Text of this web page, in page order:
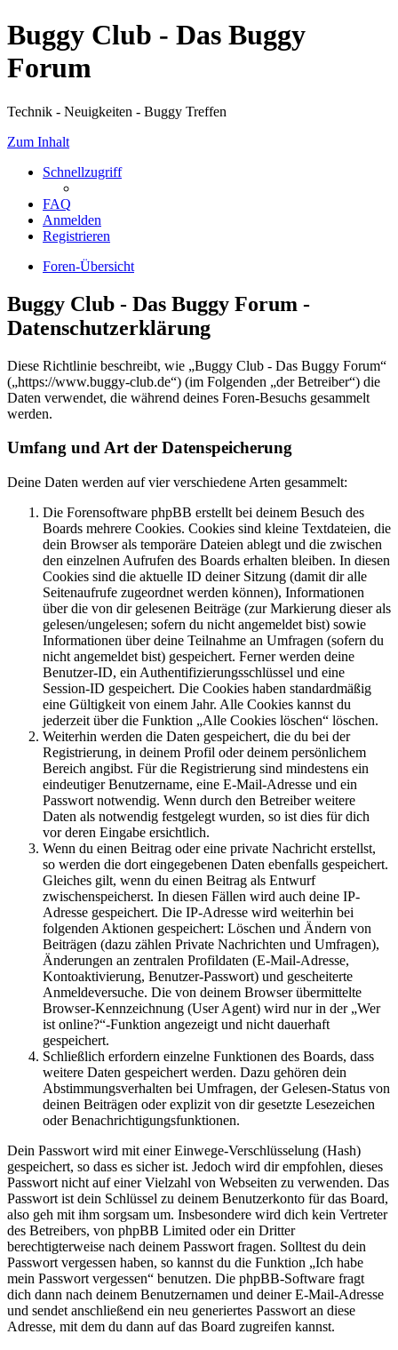
Buggy Club - Das Buggy
Forum
Technik - Neuigkeiten - Buggy Treffen
Zum Inhalt
Schnellzugriff
FAQ
Anmelden
Registrieren
Foren-Übersicht
Buggy Club - Das Buggy Forum -
Datenschutzerklärung
Diese Richtlinie beschreibt, wie „Buggy Club - Das Buggy Forum“
(„https://www.buggy-club.de“) (im Folgenden „der Betreiber“) die
Daten verwendet, die während deines Foren-Besuchs gesammelt
werden.
Umfang und Art der Datenspeicherung
Deine Daten werden auf vier verschiedene Arten gesammelt:
Die Forensoftware phpBB erstellt bei deinem Besuch des
Boards mehrere Cookies. Cookies sind kleine Textdateien, die
dein Browser als temporäre Dateien ablegt und die zwischen
den einzelnen Aufrufen des Boards erhalten bleiben. In diesen
Cookies sind die aktuelle ID deiner Sitzung (damit dir alle
Seitenaufrufe zugeordnet werden können), Informationen
über die von dir gelesenen Beiträge (zur Markierung dieser als
gelesen/ungelesen; sofern du nicht angemeldet bist) sowie
Informationen über deine Teilnahme an Umfragen (sofern du
nicht angemeldet bist) gespeichert. Ferner werden deine
Benutzer-ID, ein Authentifizierungsschlüssel und eine
Session-ID gespeichert. Die Cookies haben standardmäßig
eine Gültigkeit von einem Jahr. Alle Cookies kannst du
jederzeit über die Funktion „Alle Cookies löschen“ löschen.
Weiterhin werden die Daten gespeichert, die du bei der
Registrierung, in deinem Profil oder deinem persönlichem
Bereich angibst. Für die Registrierung sind mindestens ein
eindeutiger Benutzername, eine E-Mail-Adresse und ein
Passwort notwendig. Wenn durch den Betreiber weitere
Daten als notwendig festgelegt wurden, so ist dies für dich
vor deren Eingabe ersichtlich.
Wenn du einen Beitrag oder eine private Nachricht erstellst,
so werden die dort eingegebenen Daten ebenfalls gespeichert.
Gleiches gilt, wenn du einen Beitrag als Entwurf
zwischenspeicherst. In diesen Fällen wird auch deine IP-
Adresse gespeichert. Die IP-Adresse wird weiterhin bei
folgenden Aktionen gespeichert: Löschen und Ändern von
Beiträgen (dazu zählen Private Nachrichten und Umfragen),
Änderungen an zentralen Profildaten (E-Mail-Adresse,
Kontoaktivierung, Benutzer-Passwort) und gescheiterte
Anmeldeversuche. Die von deinem Browser übermittelte
Browser-Kennzeichnung (User Agent) wird nur in der „Wer
ist online?“-Funktion angezeigt und nicht dauerhaft
gespeichert.
Schließlich erfordern einzelne Funktionen des Boards, dass
weitere Daten gespeichert werden. Dazu gehören dein
Abstimmungsverhalten bei Umfragen, der Gelesen-Status von
deinen Beiträgen oder explizit von dir gesetzte Lesezeichen
oder Benachrichtigungsfunktionen.
Dein Passwort wird mit einer Einwege-Verschlüsselung (Hash)
gespeichert, so dass es sicher ist. Jedoch wird dir empfohlen, dieses
Passwort nicht auf einer Vielzahl von Webseiten zu verwenden. Das
Passwort ist dein Schlüssel zu deinem Benutzerkonto für das Board,
also geh mit ihm sorgsam um. Insbesondere wird dich kein Vertreter
des Betreibers, von phpBB Limited oder ein Dritter
berechtigterweise nach deinem Passwort fragen. Solltest du dein
Passwort vergessen haben, so kannst du die Funktion „Ich habe
mein Passwort vergessen“ benutzen. Die phpBB-Software fragt
dich dann nach deinem Benutzernamen und deiner E-Mail-Adresse
und sendet anschließend ein neu generiertes Passwort an diese
Adresse, mit dem du dann auf das Board zugreifen kannst.